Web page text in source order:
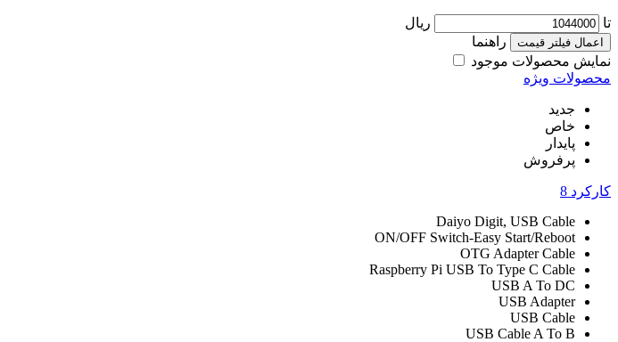
تا ریال
اعمال فیلتر قیمت
راهنما
نمایش محصولات موجود
محصولات ویژه
جدید
خاص
پایدار
پرفروش
کارکرد 8
Daiyo Digit, USB Cable
ON/OFF Switch-Easy Start/Reboot
OTG Adapter Cable
Raspberry Pi USB To Type C Cable
USB A To DC
USB Adapter
USB Cable
USB Cable A To B